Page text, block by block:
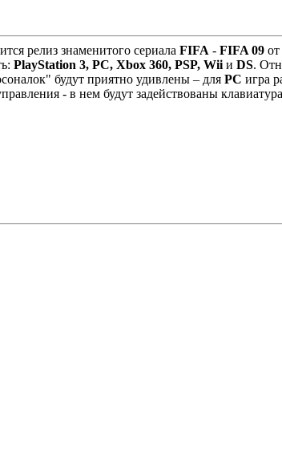
релиз знаменитого сериала FIFA - FIFA 09
PlayStation 3, PC, Xbox 360, PSP, Wii и DS.
будут приятно удивлены – для РС игра
- в нем будут задействованы